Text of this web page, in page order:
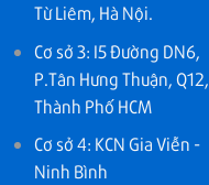
Từ Liêm, Hà Nội.
Cơ sở 3: I5 Đường DN6,
P.Tân Hưng Thuận, Q12,
Thành Phố HCM
Cơ sở 4: KCN Gia Viễn -
Ninh Bình